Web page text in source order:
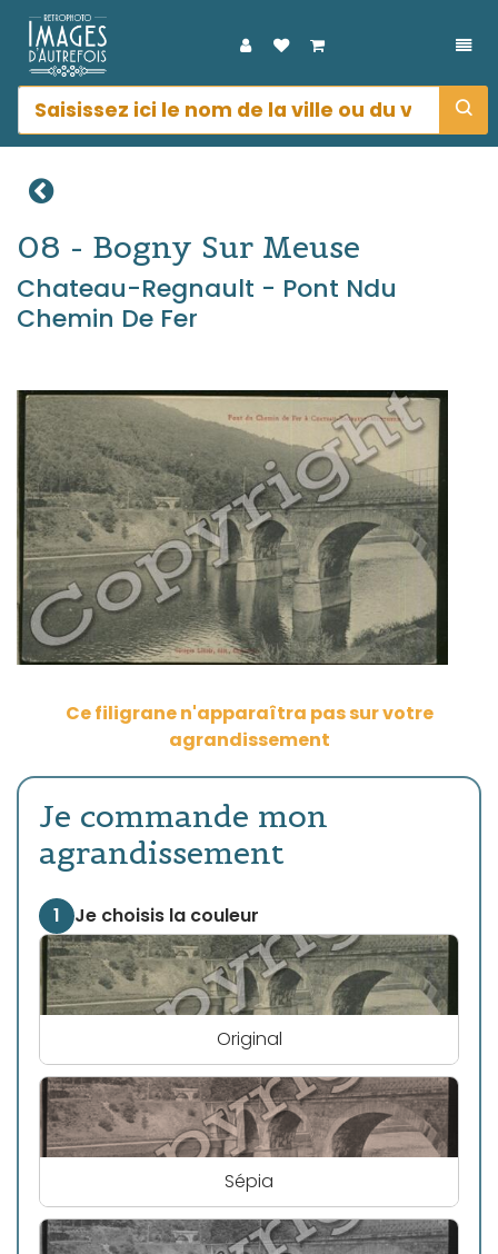
08 - Bogny Sur Meuse
Chateau-Regnault - Pont Ndu
Chemin De Fer
Ce filigrane n'apparaîtra pas sur votre
agrandissement
Je commande mon
agrandissement
1 Je choisis la couleur
Original
Sépia